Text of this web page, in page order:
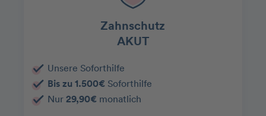
Zahnschutz
AKUT
Unsere Soforthilfe
Bis zu 1.500€Soforthilfe
Nur 29,90€monatlich